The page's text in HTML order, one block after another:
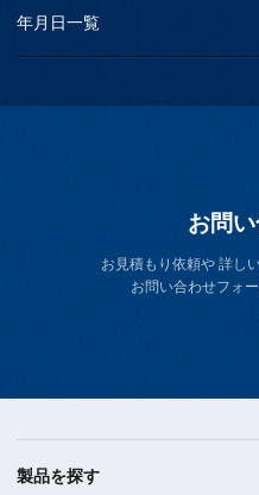
年月日一覧
お問
お見積もり依頼や 詳し
お問い合わせフォ
製品を探す